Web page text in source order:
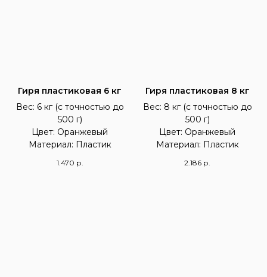
Гиря пластиковая 6 кг
Вес: 6 кг (с точностью до
500 г)
Цвет: Оранжевый
Материал: Пластик
1.470 р.
Гиря пластиковая 8 кг
Вес: 8 кг (с точностью до
500 г)
Цвет: Оранжевый
Материал: Пластик
2.186 р.